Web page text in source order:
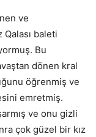
ve
Qalası baleti
Bu
dönen kral
öğrenmiş ve
emretmiş.
ve onu gizli
çok güzel bir kız